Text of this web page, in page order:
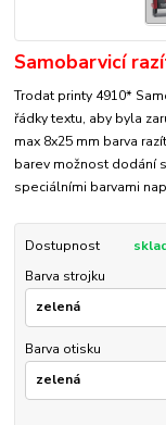
Samobarvicí
Trodat printy 4910*
řádky textu, aby byla
max 8x25 mm barva
barev možnost dodání
speciálními barvami
Dostupnost
Barva strojku
Barva otisku